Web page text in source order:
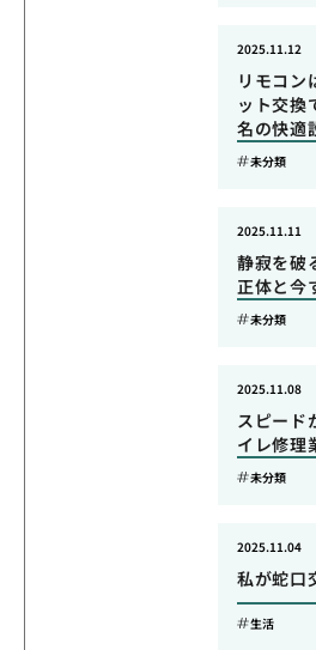
リモコン
ット交換
名の快適
2025.11.12
未分類
静寂を破
正体と今
2025.11.11
未分類
スピード
イレ修理
2025.11.08
未分類
私が蛇口
2025.11.04
生活